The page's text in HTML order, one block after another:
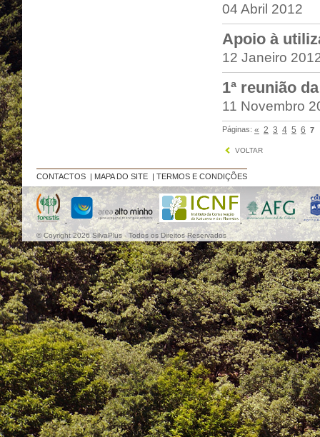
04 Abril 2012
Apoio à
12 Janeiro
1ª reunião
11 Novembro
Páginas: « 2 3 4 5 6 7
VOLTAR
CONTACTOS | MAPA DO SITE | TERMOS E CONDIÇÕES
© Coyright 2026 SilvaPlus - Todos os Direitos Reservados